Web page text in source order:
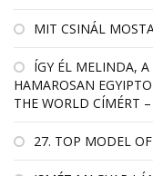
MIT CSINÁL
ÍGY ÉL MELINDA,
HAMAROSAN
THE WORLD CÍMÉRT
27. TOP MODEL